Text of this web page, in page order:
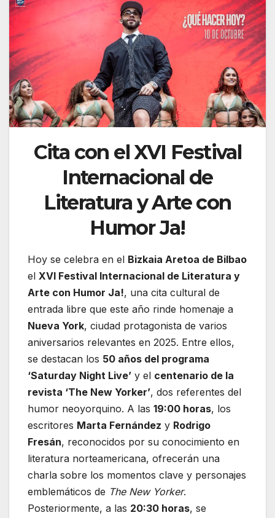
Cita con el XVI Festival
Internacional de
Literatura y Arte con
Humor Ja!
Hoy se celebra en el Bizkaia Aretoa de Bilbao
el XVI Festival Internacional de Literatura y
Arte con Humor Ja!, una cita cultural de
entrada libre que este año rinde homenaje a
Nueva York, ciudad protagonista de varios
aniversarios relevantes en 2025. Entre ellos,
se destacan los 50 años del programa
‘Saturday Night Live’ y el centenario de la
revista ‘The New Yorker’, dos referentes del
humor neoyorquino. A las 19:00 horas, los
escritores Marta Fernández y Rodrigo
Fresán, reconocidos por su conocimiento en
literatura norteamericana, ofrecerán una
charla sobre los momentos clave y personajes
emblemáticos de The New Yorker.
Posteriormente, a las 20:30 horas, se